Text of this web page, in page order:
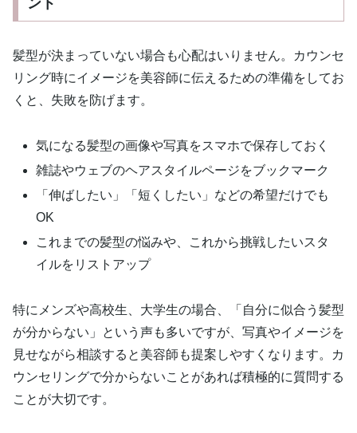
髪型が決まっていない場合も心配はいりません。カウンセ
リング時にイメージを美容師に伝えるための準備をしてお
くと、失敗を防げます。
気になる髪型の画像や写真をスマホで保存しておく
雑誌やウェブのヘアスタイルページをブックマーク
「伸ばしたい」「短くしたい」などの希望だけでも
OK
これまでの髪型の悩みや、これから挑戦したいスタ
イルをリストアップ
特にメンズや高校生、大学生の場合、「自分に似合う髪型
が分からない」という声も多いですが、写真やイメージを
見せながら相談すると美容師も提案しやすくなります。カ
ウンセリングで分からないことがあれば積極的に質問する
ことが大切です。